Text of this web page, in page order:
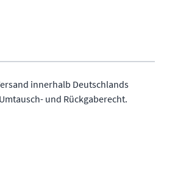
innerhalb Deutschlands
und Rückgaberecht.